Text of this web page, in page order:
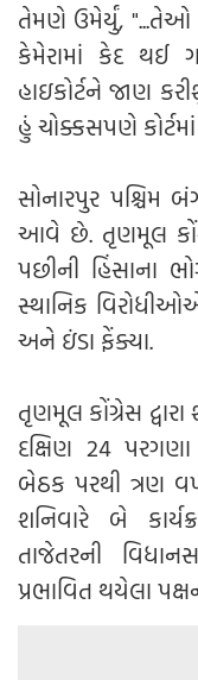
તેમણે ઉમેર્યું, "...તેઓ
કેમેરામાં કેદ
હાઇકોર્ટને જાણ
હું ચોક્કસપણે
સોનારપુર પશ્ચિમ
આવે છે. તૃણમૂલ
પછીની હિંસાના
સ્થાનિક
અને ઇંડા ફેંક્યા.
તૃણમૂલ કોંગ્રેસ
દક્ષિણ 24 પરગણા
બેઠક પરથી ત્રણ
શનિવારે બે
તાજેતરની
પ્રભાવિત થયેલા